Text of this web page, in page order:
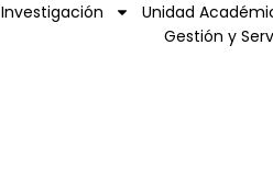
Investigación
Unidad
Gestión y